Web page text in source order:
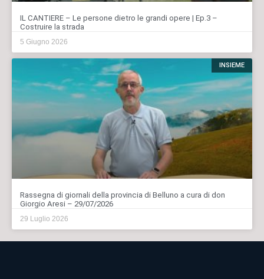
IL CANTIERE – Le persone dietro le grandi opere | Ep.3 –
Costruire la strada
5 Giugno 2026
INSIEME
Rassegna di giornali della provincia di Belluno a cura di don
Giorgio Aresi – 29/07/2026
29 Luglio 2026